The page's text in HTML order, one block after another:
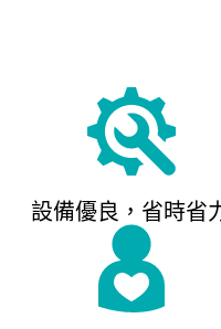
設備優良，省時省